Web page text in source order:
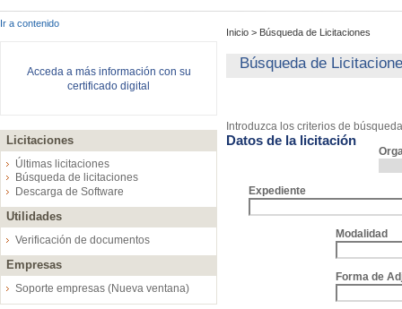
Ir a contenido
Acceda a más información con su
certificado digital
Licitaciones
Últimas licitaciones
Búsqueda de licitaciones
Descarga de Software
Utilidades
Verificación de documentos
Empresas
Soporte empresas (Nueva ventana)
Inicio > Búsqueda de Licitaciones
Búsqueda de
Introduzca los criterios de
Datos de la licitación
Expediente
Modalidad
Forma de